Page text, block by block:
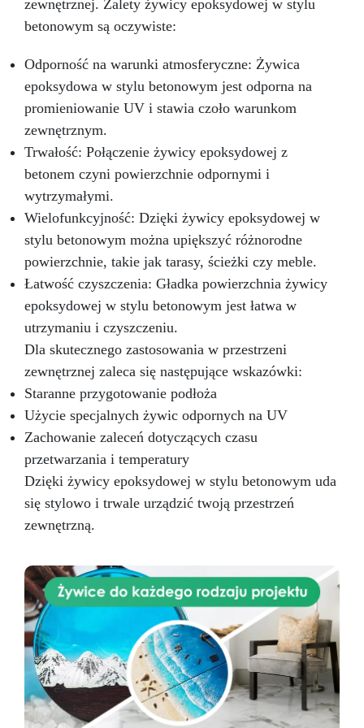
zewnętrznej. Zalety żywicy epoksydowej w stylu
betonowym są oczywiste:
Odporność na warunki atmosferyczne: Żywica
epoksydowa w stylu betonowym jest odporna na
promieniowanie UV i stawia czoło warunkom
zewnętrznym.
Trwałość: Połączenie żywicy epoksydowej z
betonem czyni powierzchnie odpornymi i
wytrzymałymi.
Wielofunkcyjność: Dzięki żywicy epoksydowej w
stylu betonowym można upiększyć różnorodne
powierzchnie, takie jak tarasy, ścieżki czy meble.
Łatwość czyszczenia: Gładka powierzchnia żywicy
epoksydowej w stylu betonowym jest łatwa w
utrzymaniu i czyszczeniu.
Dla skutecznego zastosowania w przestrzeni
zewnętrznej zaleca się następujące wskazówki:
Staranne przygotowanie podłoża
Użycie specjalnych żywic odpornych na UV
Zachowanie zaleceń dotyczących czasu
przetwarzania i temperatury
Dzięki żywicy epoksydowej w stylu betonowym uda
się stylowo i trwale urządzić twoją przestrzeń
zewnętrzną.